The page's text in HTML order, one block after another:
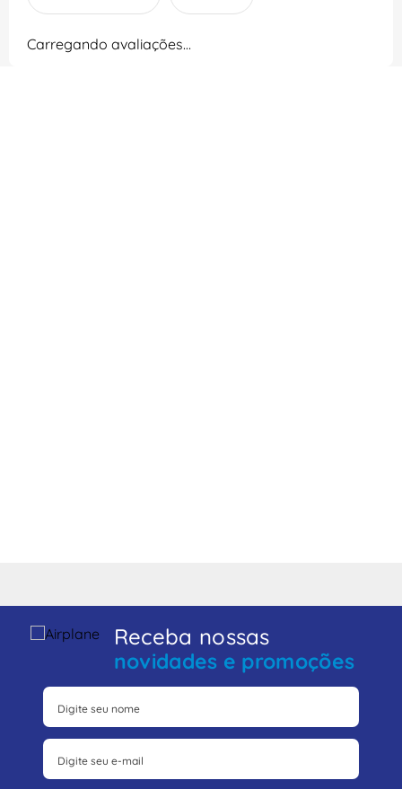
Carregando avaliações…
Receba nossas
novidades e promoções